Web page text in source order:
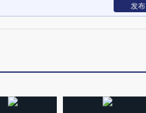
发布